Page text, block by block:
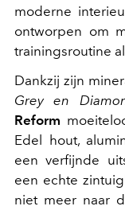
moderne
ontworpen om
trainingsroutine
Dankzij zijn
Grey en
Reform
Edel hout,
een verfijnde
een echte
niet meer naar